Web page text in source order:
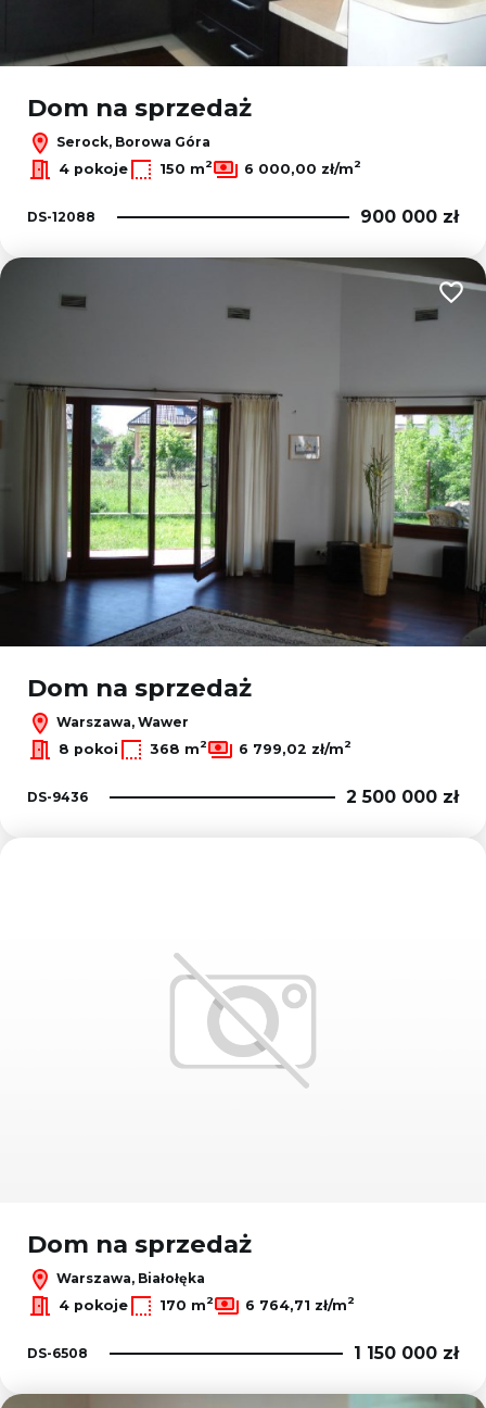
Dom na sprzedaż
Serock, Borowa Góra
4 pokoje
150 m2 6 000,00 zł/m2
DS-12088 900 000 zł
Dom na sprzedaż
Warszawa, Wawer
8 pokoi
368 m2 6 799,02 zł/m2
DS-9436 2 500 000 zł
Dom na sprzedaż
Warszawa, Białołęka
4 pokoje
170 m2 6 764,71 zł/m2
DS-6508 1 150 000 zł